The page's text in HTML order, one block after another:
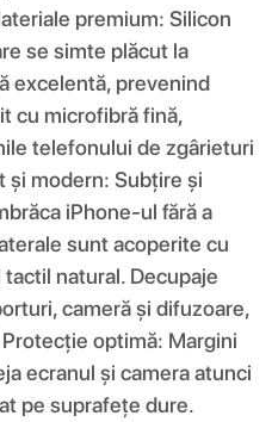
premium: Silicon
se simte plăcut la
excelentă, prevenind
cu microfibră fină,
telefonului de zgârieturi
și modern: Subțire și
iPhone-ul fără a
sunt acoperite cu
natural. Decupaje
cameră și difuzoare,
optimă: Margini
ecranul și camera atunci
pe suprafețe dure.